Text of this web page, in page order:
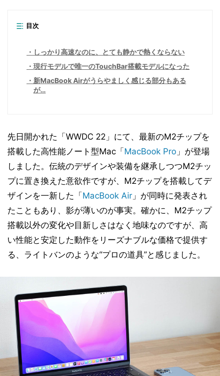
目次
しっかり高速なのに、とても静かで熱くならない
現行モデルで唯一のTouchBar搭載モデルになった
新MacBook Airがうらやましく感じる部分もある
が…
先日開かれた「WWDC 22」にて、最新のM2チップを
搭載した高性能ノート型Mac「 MacBook Pro 」が登場
しました。伝統のデザインや装備を継承しつつM2チッ
プに置き換えた意欲作ですが、M2チップを搭載してデ
ザインを一新した「 MacBook Air 」が同時に発表され
たこともあり、影が薄いのが事実。確かに、M2チップ
搭載以外の変化や目新しさはなく地味なのですが、高
い性能と安定した動作をリーズナブルな価格で提供す
る、ライトバンのような“プロの道具”と感じました。